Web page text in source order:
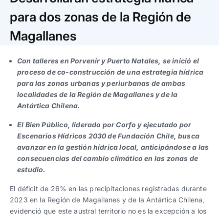
Trabaja con nosotros
Ver todo
Ver todas
Español|English
Ver todas
Español|English
progresivos de gestión
Ver todos
para dos zonas de la Región de
Magallanes
Con talleres en Porvenir y Puerto Natales, se inició el
proceso de co-construcción de una estrategia hídrica
para las zonas urbanas y periurbanas de ambas
localidades de la Región de Magallanes y de la
Antártica Chilena.
El Bien Público, liderado por Corfo y ejecutado por
Escenarios Hídricos 2030 de Fundación Chile, busca
avanzar en la gestión hídrica local, anticipándose a las
consecuencias del cambio climático en las zonas de
estudio.
El déficit de 26% en las precipitaciones registradas durante
2023 en la Región de Magallanes y de la Antártica Chilena,
evidenció que este austral territorio no es la excepción a los